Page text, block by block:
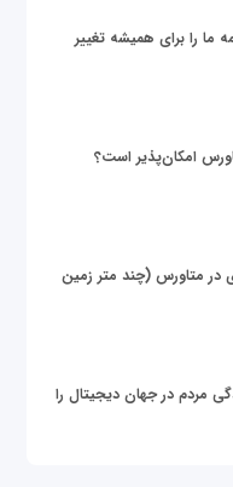
ما را برای همیشه تغییر
امکان‌پذیر است؟
دلاری در متاورس (چند متر زمین
مردم در جهان دیجیتال را